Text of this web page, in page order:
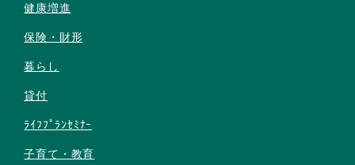
健康増進
保険・財形
暮らし
貸付
ﾗｲﾌﾌﾟﾗﾝｾﾐﾅｰ
子育て・教育